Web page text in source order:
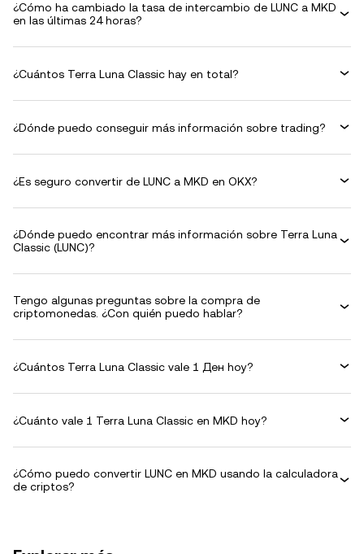
¿Cómo ha cambiado la tasa de intercambio de LUNC a MKD
en las últimas 24 horas?
¿Cuántos Terra Luna Classic hay en total?
¿Dónde puedo conseguir más información sobre trading?
¿Es seguro convertir de LUNC a MKD en OKX?
¿Dónde puedo encontrar más información sobre Terra Luna
Classic (LUNC)?
Tengo algunas preguntas sobre la compra de
criptomonedas. ¿Con quién puedo hablar?
¿Cuántos Terra Luna Classic vale 1 Ден hoy?
¿Cuánto vale 1 Terra Luna Classic en MKD hoy?
¿Cómo puedo convertir LUNC en MKD usando la calculadora
de criptos?